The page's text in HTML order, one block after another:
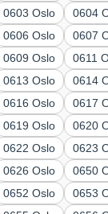
0603 Oslo
0604
0606 Oslo
0607
0609 Oslo
0611
0613 Oslo
0614
0616 Oslo
0617
0619 Oslo
0620
0622 Oslo
0623
0626 Oslo
0650
0652 Oslo
0653